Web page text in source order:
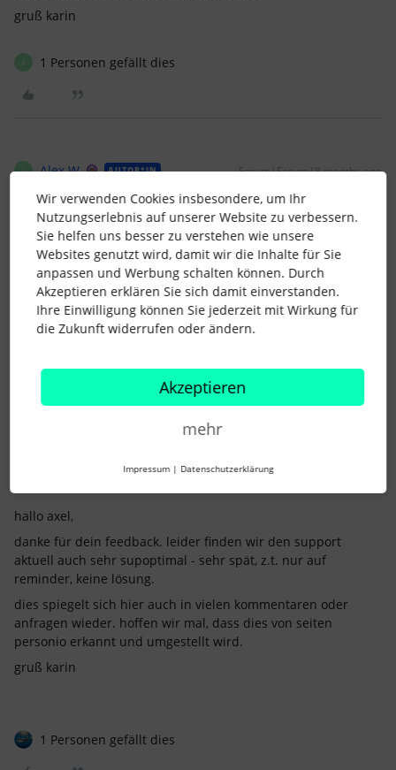
gruß karin
A 1 Personen gefällt dies
A Alex W. AUTOR*IN Forum|Forum|8 months ago
Hallo Karin,
heute kam tatsächlich eine Antwort, leider nicht sehr
zufriedenstellend, sondern nur Anmerkungen, wie wir
unseren Browser anders einstellen sollen. Aber es kam
zumindest eine Antwort.
hallo axel,
danke für dein feedback. leider finden wir den support
aktuell auch sehr supoptimal - sehr spät, z.t. nur auf
reminder, keine lösung.
dies spiegelt sich hier auch in vielen kommentaren oder
anfragen wieder. hoffen wir mal, dass dies von seiten
personio erkannt und umgestellt wird.
gruß karin
1 Personen gefällt dies
Wir verwenden Cookies insbesondere, um Ihr
Nutzungserlebnis auf unserer Website zu verbessern.
Sie helfen uns besser zu verstehen wie unsere
Websites genutzt wird, damit wir die Inhalte für Sie
anpassen und Werbung schalten können. Durch
Akzeptieren erklären Sie sich damit einverstanden.
Ihre Einwilligung können Sie jederzeit mit Wirkung für
die Zukunft widerrufen oder ändern.
Akzeptieren
mehr
Impressum | Datenschutzerklärung